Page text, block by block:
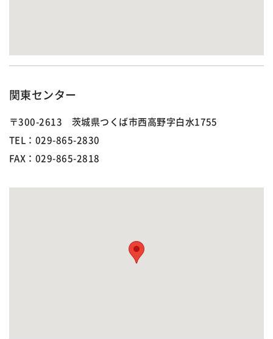
関東センター
〒300-2613 茨城県つくば市西高野字白水1755
TEL：029-865-2830
FAX：029-865-2818